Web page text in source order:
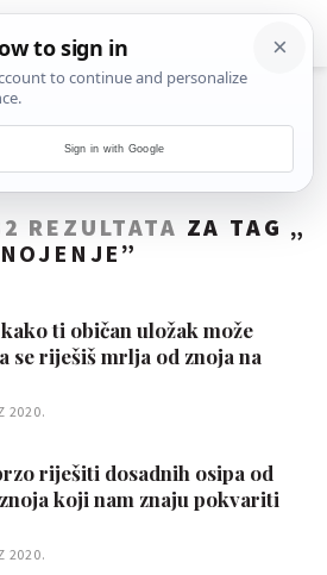
REZULTATA ZA TAG „
”
ti običan uložak može
se riješiš mrlja od znoja na
2020.
riješiti dosadnih osipa od
koji nam znaju pokvariti
2020.
Sign in with Google